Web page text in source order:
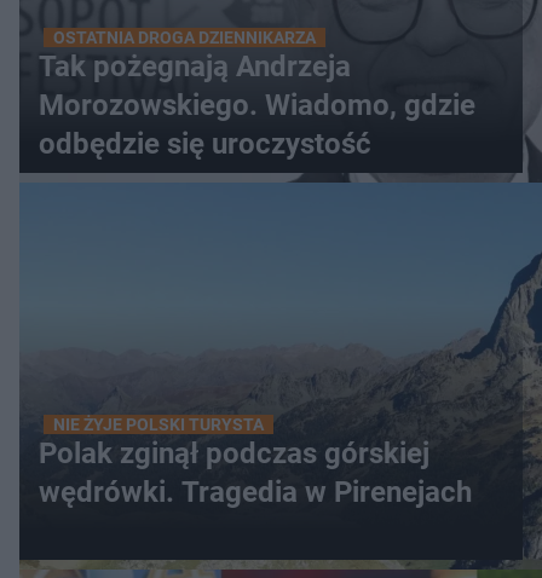
OSTATNIA DROGA DZIENNIKARZA
Tak pożegnają Andrzeja
Morozowskiego. Wiadomo, gdzie
odbędzie się uroczystość
NIE ŻYJE POLSKI TURYSTA
Polak zginął podczas górskiej
wędrówki. Tragedia w Pirenejach